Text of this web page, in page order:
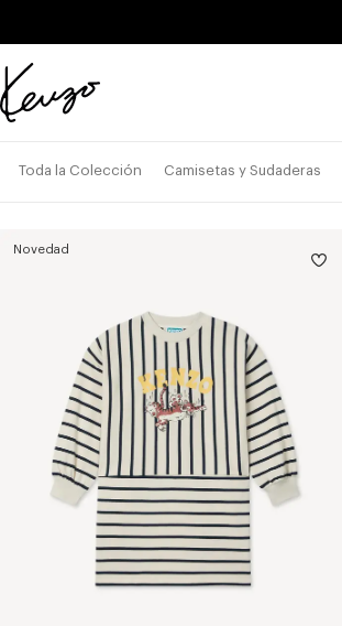
Página
Toda la Colección Camisetas y Sudaderas
Novedad